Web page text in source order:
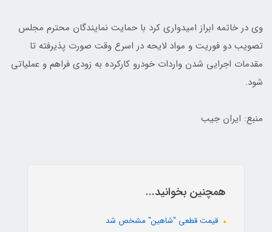
وی در خاتمه ابراز امیدواری کرد با حمایت نمایندگان محترم مجلس
تصویب دو فوریت و مواد لایحه در اسرع وقت صورت پذیرفته تا
مقدمات اجرایی شدن واردات خودرو کارکرده به زودی فراهم و عملیاتی
شود.
منبع: ایران جیب
همچنین بخوانید...
قیمت قطعی "شاهین" مشخص شد